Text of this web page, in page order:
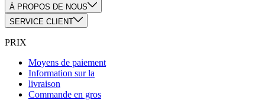
À PROPOS DE NOUS
SERVICE CLIENT
PRIX
Moyens de paiement
Information sur la
livraison
Commande en gros